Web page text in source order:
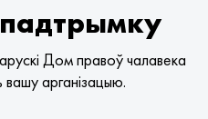
Дом правоў чалавека
арганізацыю.